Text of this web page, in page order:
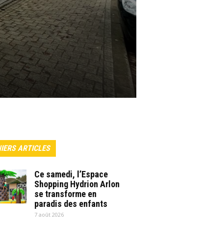
ARTICLES
Ce samedi, l’Espace
Shopping Hydrion Arlon
se transforme en
paradis des enfants
7 août 2026